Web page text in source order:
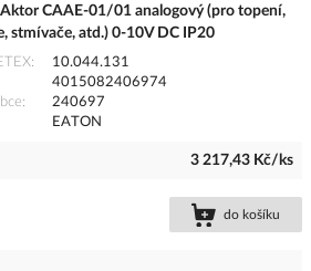
Aktor CAAE-01/01 analogový (pro topení,
stmívače, atd.) 0-10V DC IP20
10.044.131
4015082406974
240697
EATON
3 217,43 Kč/ks
do košíku